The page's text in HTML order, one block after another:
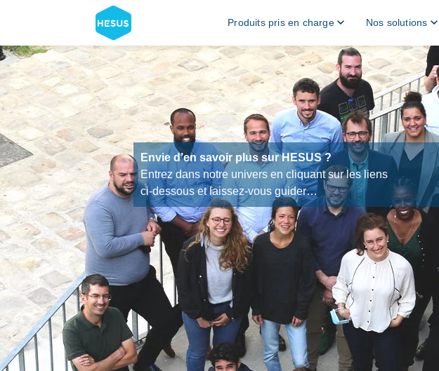
Produits pris en charge Nos solutions
Envie d’en savoir plus sur HESUS ?
Entrez dans notre univers en cliquant sur les liens
ci-dessous et laissez-vous guider…